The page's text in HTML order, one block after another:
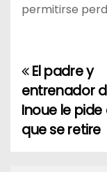
permitirse
N
a
v
El padre y
entrenador
Inoue le pide
que se retire